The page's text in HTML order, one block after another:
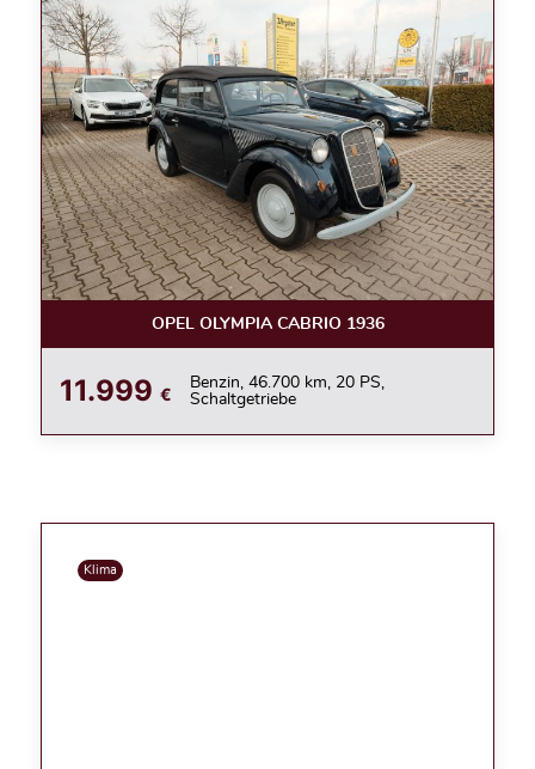
OPEL OLYMPIA CABRIO 1936
11.999 €
Benzin, 46.700 km, 20 PS,
Schaltgetriebe
Klima